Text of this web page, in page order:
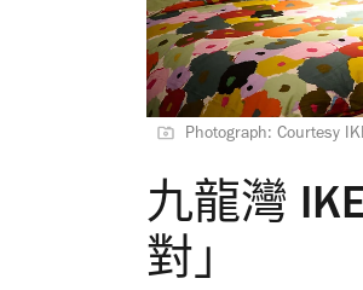
Photograph: Courtesy
九龍灣
對」